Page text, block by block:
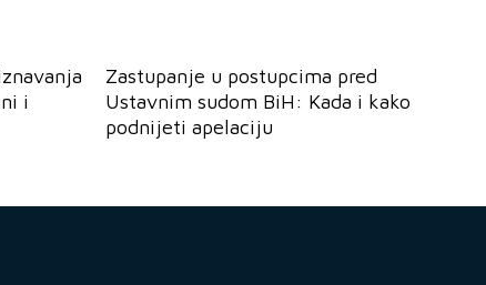
i
Zastupanje u postupcima pred
Ustavnim sudom BiH: Kada i kako
podnijeti apelaciju